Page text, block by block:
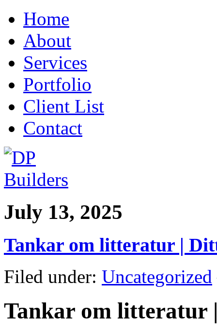
Home
About
Services
Portfolio
Client List
Contact
July 13, 2025
Tankar om litteratur |
Filed under: Uncategorized
Tankar om litteratur